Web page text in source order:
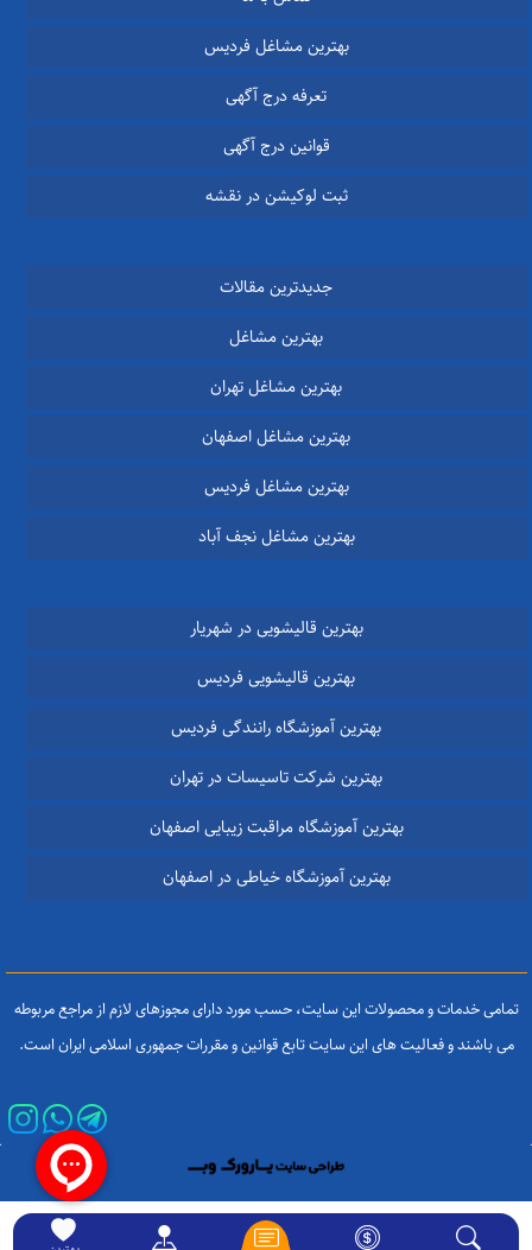
بهترین مشاغل فردیس
تعرفه درج آگهی
قوانین درج آگهی
ثبت لوکیشن در نقشه
جدیدترین مقالات
بهترین مشاغل
بهترین مشاغل تهران
بهترین مشاغل اصفهان
بهترین مشاغل فردیس
بهترین مشاغل نجف آباد
بهترین قالیشویی در شهریار
بهترین قالیشویی فردیس
بهترین آموزشگاه رانندگی فردیس
بهترین شرکت تاسیسات در تهران
بهترین آموزشگاه مراقبت زیبایی اصفهان
بهترین آموزشگاه خیاطی در اصفهان
تمامی خدمات و محصولات این سایت، حسب مورد دارای مجوزهای لازم از مراجع مربوطه
می باشند و فعالیت های این سایت تابع قوانین و مقررات جمهوری اسلامی ایران است.